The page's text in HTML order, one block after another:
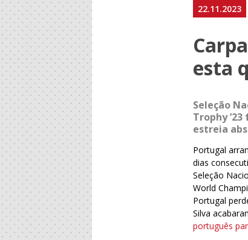
22.11.2023
esta
Seleção
Trophy
estreia
Portugal
dias
Seleção
World
Portugal
Silva
português